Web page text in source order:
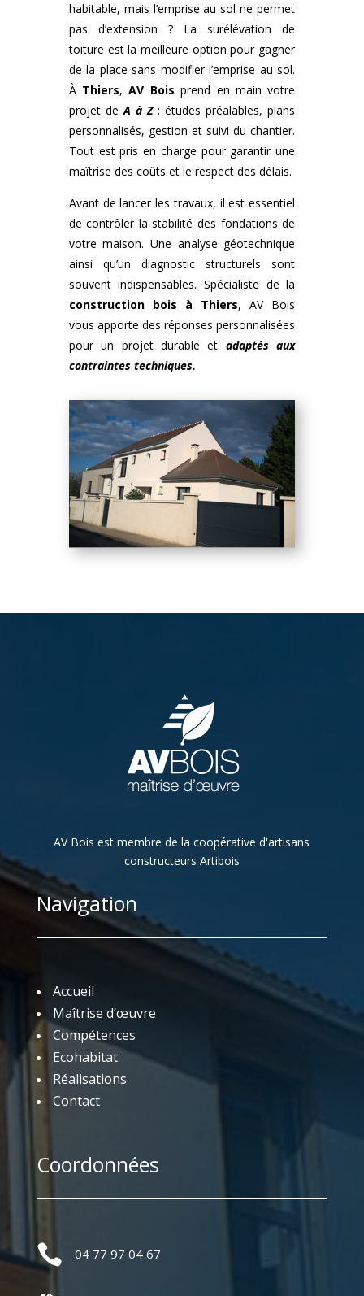
habitable, mais l’emprise au sol ne permet
pas d’extension ? La surélévation de
toiture est la meilleure option pour gagner
de la place sans modifier l’emprise au sol.
À Thiers,AV Bois prend en main votre
projet deA à Z: études préalables, plans
personnalisés, gestion et suivi du chantier.
Tout est pris en charge pour garantir une
maîtrise des coûts et le respect des délais.
Avant de lancer les travaux, il est essentiel
de contrôler la stabilité des fondations de
votre maison. Une analyse géotechnique
ainsi qu’un diagnostic structurels sont
souvent indispensables. Spécialiste de la
construction bois
à Thiers, AV Bois
vous apporte des réponses personnalisées
pour un projet durable et adaptés aux
contraintes techniques.
AV Bois est membre de la coopérative d'artisans
constructeurs Artibois
Navigation
Accueil
Maîtrise d’œuvre
Compétences
Ecohabitat
Réalisations
Contact
Coordonnées
 04 77 97 04 67